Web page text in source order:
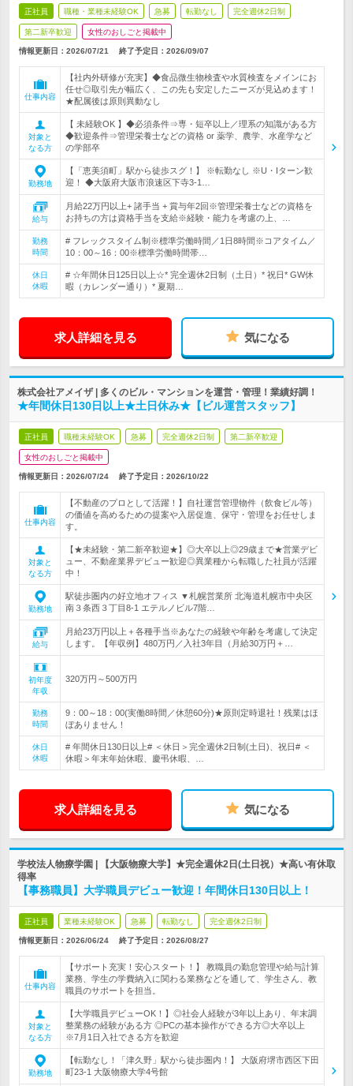
正社員 職種・業種未経験OK 急募 転勤なし 完全週休2日制
第二新卒歓迎 女性のおしごと掲載中
情報更新日：2026/07/21 終了予定日： 2026/09/07
仕事内容
【社内外研修が充実】◆食品微生物検査や水質検査をメインにお
任せ◎取引先が幅広く、この先も安定したニーズが見込めます！
★配属後は原則異動なし
対象と
なる方
【 未経験OK 】◆必須条件⇒専・短卒以上／理系の知識がある方
◆歓迎条件⇒管理栄養士などの資格 or 薬学、農学、水産学など
の学部卒
勤務地
【「恵美須町」駅から徒歩スグ！】 ※転勤なし ※U・Iターン歓
迎！ ◆大阪府大阪市浪速区下寺3-1…
給与
月給22万円以上+ 諸手当 + 賞与年2回※管理栄養士などの資格を
お持ちの方は資格手当を支給※経験・能力を考慮の上、…
勤務
時間
# フレックスタイム制※標準労働時間／1日8時間※コアタイム／
10：00～16：00※標準労働時間帯…
休日
休暇
# ☆年間休日125日以上☆* 完全週休2日制（土日）* 祝日* GW休
暇（カレンダー通り）* 夏期…
求人詳細を見る 気になる
株式会社アメイザ | 多くのビル・マンションを運営・管理！業績好調！
★年間休日130日以上★土日休み★【ビル運営スタッフ】
正社員 職種未経験OK 急募 完全週休2日制 第二新卒歓迎
女性のおしごと掲載中
情報更新日：2026/07/24 終了予定日： 2026/10/22
仕事内容
【不動産のプロとして活躍！】自社運営管理物件（飲食ビル等）
の価値を高めるための提案や入居促進、保守・管理をお任せしま
す。
対象と
なる方
【★未経験・第二新卒歓迎★】◎大卒以上◎29歳まで★営業デビ
ュー、不動産業界デビュー歓迎◎異業種から転職した社員が活躍
中！
勤務地
駅徒歩圏内の好立地オフィス ▼札幌営業所 北海道札幌市中央区
南３条西３丁目8-1 エテルノビル7階…
給与
月給23万円以上＋各種手当※あなたの経験や年齢を考慮して決定
します。【年収例】480万円／入社3年目（月給30万円＋…
初年度
年収
320万円～500万円
勤務
時間
9：00～18：00(実働8時間／休憩60分)★原則定時退社！残業はほ
ぼありません！
休日
休暇
# 年間休日130日以上# ＜休日＞完全週休2日制(土日)、祝日# ＜
休暇＞年末年始休暇、慶弔休暇、…
求人詳細を見る 気になる
学校法人物療学園 | 【大阪物療大学】★完全週休2日(土日祝）★高い有休取
得率
【事務職員】大学職員デビュー歓迎！年間休日130日以上！
正社員 業種未経験OK 急募 転勤なし 完全週休2日制
情報更新日：2026/06/24 終了予定日： 2026/08/27
仕事内容
【サポート充実！安心スタート！】 教職員の勤怠管理や給与計算
業務、学生の学費納入に関わる業務などを通して、学生さん、教
職員のサポートを担当。
対象と
なる方
【大学職員デビューOK！】◎社会人経験が3年以上あり、年末調
整業務の経験がある方 ◎PCの基本操作ができる方◎大卒以上
※7月1日入社できる方を歓迎
勤務地
【転勤なし！「津久野」駅から徒歩圏内！】 大阪府堺市西区下田
町23-1 大阪物療大学4号館